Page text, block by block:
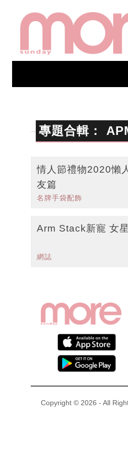
專題合輯：
情人節禮物2020懶
友篇
名牌手袋配飾
Arm Stack新寵 女
網誌
Copyright © 2026 - All